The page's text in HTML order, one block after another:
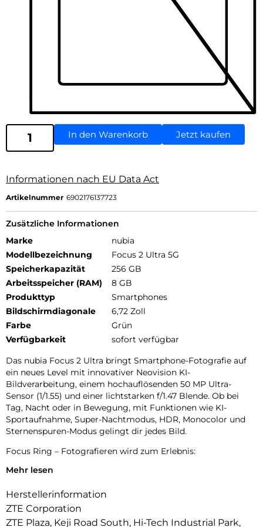
In den Warenkorb Jetzt kaufen
Informationen nach EU Data Act
Artikelnummer 6902176137723
Zusätzliche Informationen
Marke
nubia
Modellbezeichnung
Focus 2 Ultra 5G
Speicherkapazität
256 GB
Arbeitsspeicher (RAM)
8 GB
Produkttyp
Smartphones
Bildschirmdiagonale
6,72 Zoll
Farbe
Grün
Verfügbarkeit
sofort verfügbar
Das nubia Focus 2 Ultra bringt Smartphone-Fotografie auf
ein neues Level mit innovativer Neovision KI-
Bildverarbeitung, einem hochauflösenden 50 MP Ultra-
Sensor (1/1.55) und einer lichtstarken f/1.47 Blende. Ob bei
Tag, Nacht oder in Bewegung, mit Funktionen wie KI-
Sportaufnahme, Super-Nachtmodus, HDR, Monocolor und
Sternenspuren-Modus gelingt dir jedes Bild.
Focus Ring – Fotografieren wird zum Erlebnis:
Der einzigartige Focus Ring ermöglicht intuitive Steuerung
Zoom und Blende anpassen
Mini-Spiele steuern
Mehr lesen
Herstellerinformation
ZTE Corporation
ZTE Plaza, Keji Road South, Hi-Tech Industrial Park,